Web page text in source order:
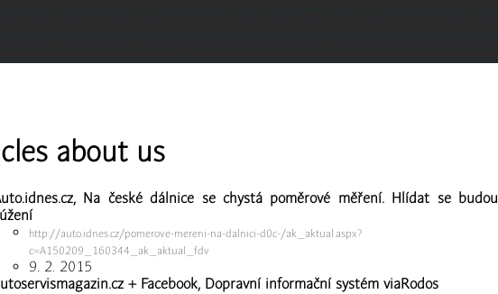
about us
Na české dálnice se chystá poměrové měření. Hlídat se budou
http://auto.idnes.cz/pomerove-mereni-na-dalnici-d0c-/ak_aktual.aspx?
c=A150209_160344_ak_aktual_fdv
9. 2. 2015
+ Facebook, Dopravní informační systém viaRodos